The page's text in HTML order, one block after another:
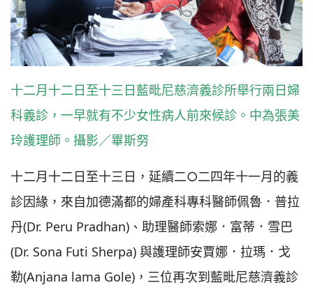
十二月十二日至十三日藍毗尼慈濟義診所舉行兩日婦
科義診，一早就有不少女性病人前來候診。中為張美
玲護理師。攝影／畢斯努
十二月十二日至十三日，延續二○二四年十一月的義
診因緣，來自加德滿都的婦產科專科醫師佩魯．普拉
丹(Dr. Peru Pradhan)、助理醫師索娜．富蒂．雪巴
(Dr. Sona Futi Sherpa) 與護理師安賈娜．拉瑪．戈
勒(Anjana lama Gole)，三位再次到藍毗尼慈濟義診